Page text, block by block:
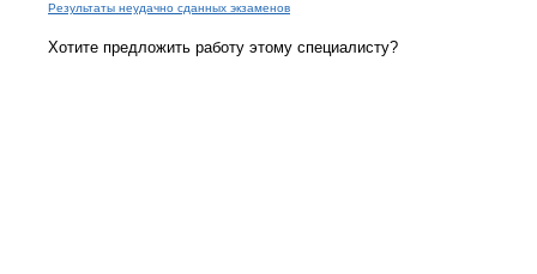
Результаты неудачно сданных экзаменов
Хотите предложить работу этому специалисту?